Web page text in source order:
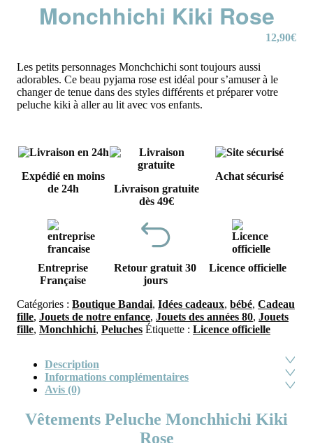
Monchhichi Kiki Rose
12,90€
Les petits personnages Monchchichi sont toujours aussi
adorables. Ce beau pyjama rose est idéal pour s’amuser à le
changer de tenue dans des styles différents et préparer votre
peluche kiki à aller au lit avec vos enfants.
Expédié en moins
de 24h
Livraison gratuite
dès 49€
Achat sécurisé
Entreprise
Française
Retour gratuit 30
jours
Licence officielle
Catégories : Boutique Bandai, Idées cadeaux, bébé, Cadeau
fille, Jouets de notre enfance, Jouets des années 80, Jouets
fille, Monchhichi, Peluches Étiquette : Licence officielle
Description
Informations complémentaires
Avis (0)
Vêtements Peluche Monchhichi Kiki
Rose